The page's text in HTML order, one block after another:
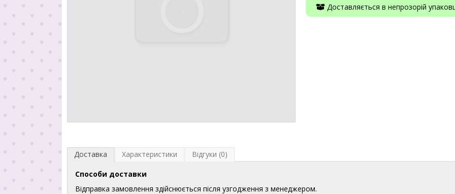
Доставляється в непрозорій
Доставка Характеристики Відгуки (0)
Способи доставки
Відправка замовлення здійснюється після узгодження з менеджером.